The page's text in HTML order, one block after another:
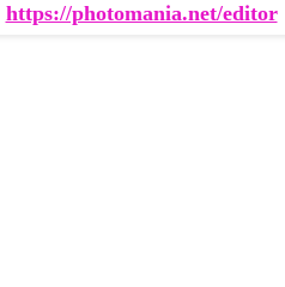
https://photomania.net/editor